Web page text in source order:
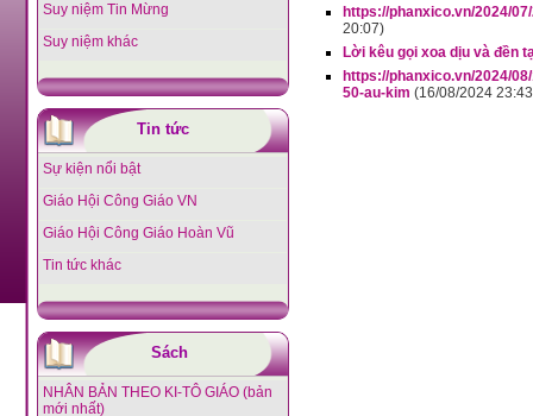
Suy niệm Tin Mừng
Suy niệm khác
Tin tức
Sự kiện nổi bật
Giáo Hội Công Giáo VN
Giáo Hội Công Giáo Hoàn Vũ
Tin tức khác
Sách
NHÂN BẢN THEO KI-TÔ GIÁO (bản
mới nhất)
https://phanxico.vn/2024/
20:07)
Lời kêu gọi xoa dịu và đền
https://phanxico.vn/2024/
50-au-kim (16/08/2024